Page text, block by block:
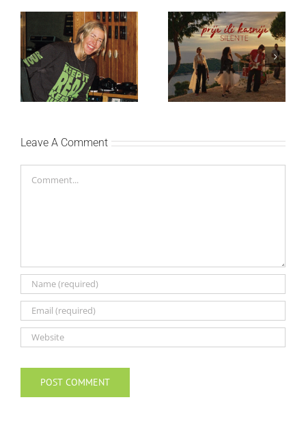
Ellie Goulding otkriva
nežniju stranu novim
singlom „4 Seasons“
Silente objavio novi
singl “Prije ili kasnije”
Leave A Comment